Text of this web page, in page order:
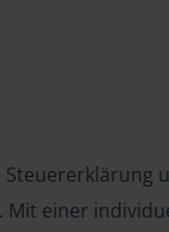
Mit einer